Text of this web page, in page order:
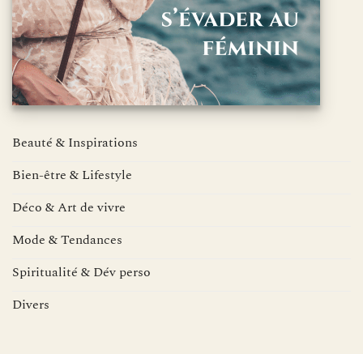
Beauté & Inspirations
Bien-être & Lifestyle
Déco & Art de vivre
Mode & Tendances
Spiritualité & Dév perso
Divers